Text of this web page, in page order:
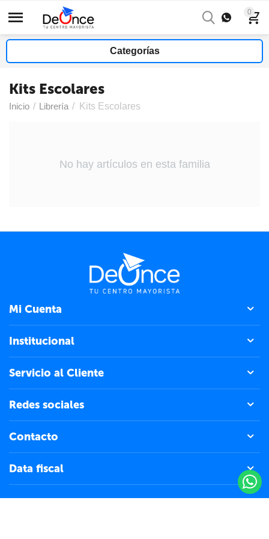
0
Categorías
Kits Escolares
Inicio / Librería / Kits Escolares
No hay artículos en esta familia
Mi Cuenta
Institucional
Servicio al Cliente
Redes sociales
Contacto
Data fiscal